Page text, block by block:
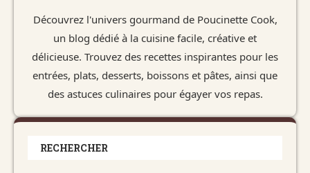
Découvrez l'univers gourmand de Poucinette Cook,
un blog dédié à la cuisine facile, créative et
délicieuse. Trouvez des recettes inspirantes pour les
entrées, plats, desserts, boissons et pâtes, ainsi que
des astuces culinaires pour égayer vos repas.
RECHERCHER